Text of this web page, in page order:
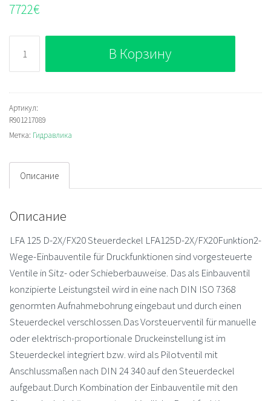
7722€
Bosch
Rexroth
LFA125D-
2X/FX20
Cartridge
valve
В Корзину
Артикул:
R901217089
Метка: Гидравлика
Описание
Описание
LFA 125 D-2X/FX20 Steuerdeckel LFA125D-2X/FX20Funktion2-
Wege-Einbauventile für Druckfunktionen sind vorgesteuerte
Ventile in Sitz- oder Schieberbauweise. Das als Einbauventil
konzipierte Leistungsteil wird in eine nach DIN ISO 7368
genormten Aufnahmebohrung eingebaut und durch einen
Steuerdeckel verschlossen.Das Vorsteuerventil für manuelle
oder elektrisch-proportionale Druckeinstellung ist im
Steuerdeckel integriert bzw. wird als Pilotventil mit
Anschlussmaßen nach DIN 24 340 auf den Steuerdeckel
aufgebaut.Durch Kombination der Einbauventile mit den